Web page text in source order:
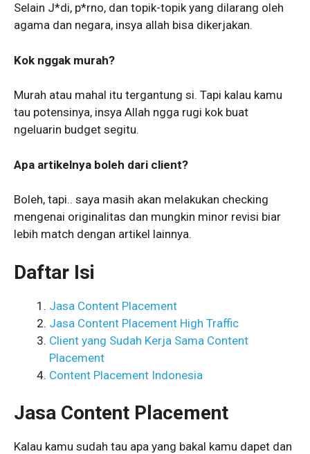
Selain J*di, p*rno, dan topik-topik yang dilarang oleh
agama dan negara, insya allah bisa dikerjakan.
Kok nggak murah?
Murah atau mahal itu tergantung si. Tapi kalau kamu
tau potensinya, insya Allah ngga rugi kok buat
ngeluarin budget segitu.
Apa artikelnya boleh dari client?
Boleh, tapi.. saya masih akan melakukan checking
mengenai originalitas dan mungkin minor revisi biar
lebih match dengan artikel lainnya.
Daftar Isi
Jasa Content Placement
Jasa Content Placement High Traffic
Client yang Sudah Kerja Sama Content
Placement
Content Placement Indonesia
Jasa Content Placement
Kalau kamu sudah tau apa yang bakal kamu dapet dan